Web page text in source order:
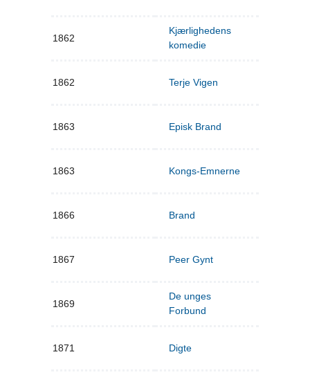
1862
Kjærlighedens
komedie
1862 Terje Vigen
1863 Episk Brand
1863 Kongs-Emnerne
1866 Brand
1867 Peer Gynt
1869
De unges
Forbund
1871 Digte